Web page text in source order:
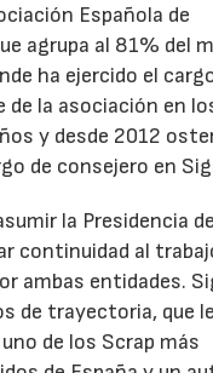
Española de
agrupa al 81% del
ha ejercido el
de la asociación en
y desde 2012
de consejero en
la Presidencia
continuidad al
ambas entidades.
de trayectoria, que
de los Scrap más